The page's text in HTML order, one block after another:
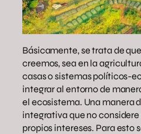
Básicamente, se trata de
creemos, sea en la
casas o sistemas políticos-
integrar al entorno de
el ecosistema. Una manera
integrativa que no
propios intereses. Para esto